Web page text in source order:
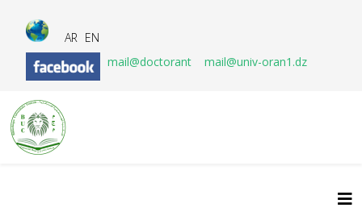
AR EN
mail@doctorant
mail@univ-oran1.dz